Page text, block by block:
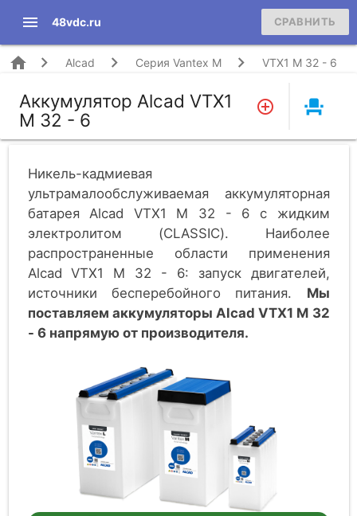
menu 48vdc.ru СРАВНИТЬ
home Alcad Серия Vantex M VTX1 M 32 - 6
Аккумулятор Alcad VTX1
M 32 - 6
event_seat
Никель-кадмиевая
ультрамалообслуживаемая аккумуляторная
батарея Alcad VTX1 M 32 - 6 c жидким
электролитом (CLASSIC). Наиболее
распространенные области применения
Alcad VTX1 M 32 - 6: запуск двигателей,
источники бесперебойного питания.
Мы
поставляем аккумуляторы Alcad VTX1 M 32
- 6 напрямую от производителя.